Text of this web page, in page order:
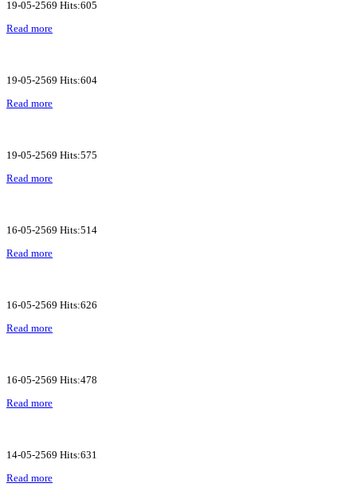
19-05-2569 Hits:605
Read more
19-05-2569 Hits:604
Read more
19-05-2569 Hits:575
Read more
16-05-2569 Hits:514
Read more
16-05-2569 Hits:626
Read more
16-05-2569 Hits:478
Read more
14-05-2569 Hits:631
Read more